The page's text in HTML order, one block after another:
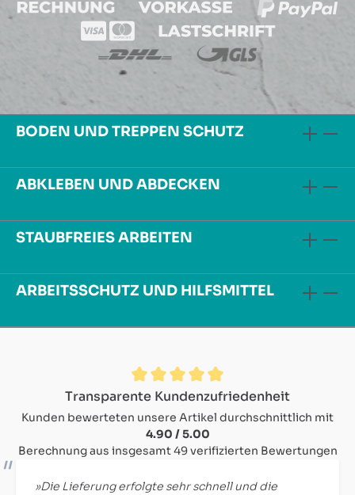
BODEN UND TREPPEN SCHUTZ
ABKLEBEN UND ABDECKEN
STAUBFREIES ARBEITEN
ARBEITSSCHUTZ UND HILFSMITTEL
Durchschnittliche Bewertung von 4.9 von 5 Sternen
Transparente Kundenzufriedenheit
Kunden bewerteten unsere Artikel durchschnittlich mit
4.90 / 5.00
Berechnung aus insgesamt 49 verifizierten Bewertungen
»Die Lieferung erfolgte sehr schnell und die